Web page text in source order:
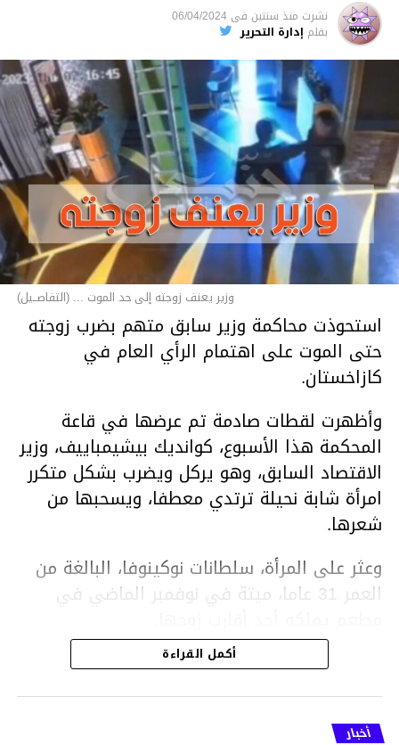
نشرت منذ سنتين فى 06/04/2024
بقلم إدارة التحرير
وزير يعنف زوجته إلى حد الموت ... (التفاصــيل)
استحوذت محاكمة وزير سابق متهم بضرب زوجته
حتى الموت على اهتمام الرأي العام في
كازاخستان.
وأظهرت لقطات صادمة تم عرضها في قاعة
المحكمة هذا الأسبوع، كوانديك بيشيمباييف، وزير
الاقتصاد السابق، وهو يركل ويضرب بشكل متكرر
امرأة شابة نحيلة ترتدي معطفا، ويسحبها من
شعرها.
وعثر على المرأة، سلطانات نوكينوفا، البالغة من
العمر 31 عاما، ميتة في نوفمبر الماضي في
ووفقا لتقرير الطبيب الشرعي، توفيت نوكينوفا
متأثرة بصدمة في الدماغ، وكانت إحدى عظام
أنفها مكسورة وكانت هناك كدمات متعددة على
أكمل القراءة
أخبار